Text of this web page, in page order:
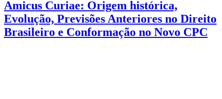
Amicus Curiae: Origem histórica,
Evolução, Previsões Anteriores no Direito
Brasileiro e Conformação no Novo CPC